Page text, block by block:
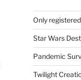
Only
Star Wars
Pandemic
Twilight